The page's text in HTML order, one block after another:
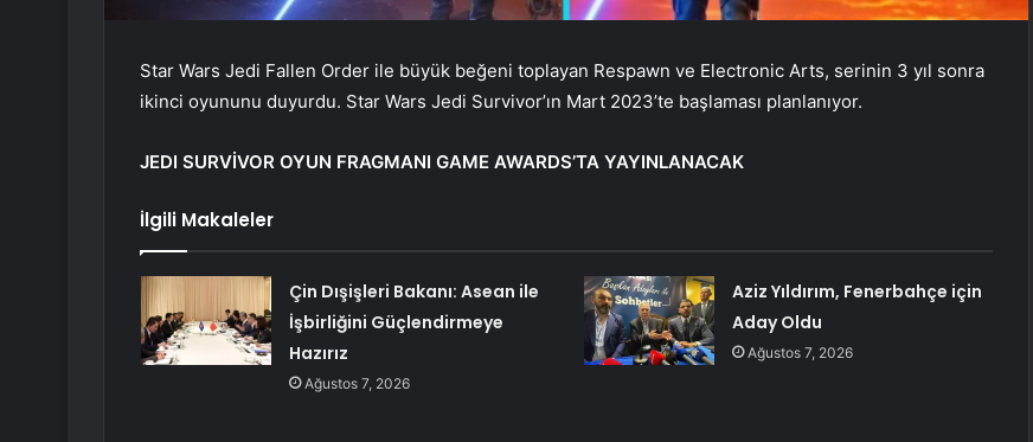
Star Wars Jedi Fallen Order ile büyük beğeni toplayan Respawn ve Electronic Arts, serinin 3 yıl sonra
ikinci oyununu duyurdu. Star Wars Jedi Survivor’ın Mart 2023’te başlaması planlanıyor.
JEDI SURVİVOR OYUN FRAGMANI GAME AWARDS’TA YAYINLANACAK
İlgili Makaleler
Çin Dışişleri Bakanı: Asean ile
İşbirliğini Güçlendirmeye
Hazırız
Ağustos 7, 2026
Aziz Yıldırım, Fenerbahçe için
Aday Oldu
Ağustos 7, 2026